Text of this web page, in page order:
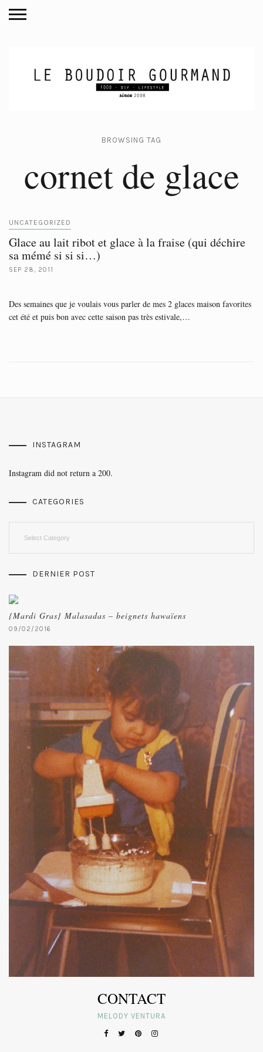
BROWSING TAG
cornet de glace
UNCATEGORIZED
Glace au lait ribot et glace à la fraise (qui déchire
sa mémé si si si…)
SEP 28, 2011
Des semaines que je voulais vous parler de mes 2 glaces maison favorites
cet été et puis bon avec cette saison pas très estivale,…
INSTAGRAM
Instagram did not return a 200.
CATEGORIES
DERNIER POST
{Mardi Gras} Malasadas – beignets hawaïens
09/02/2016
CONTACT
MELODY VENTURA